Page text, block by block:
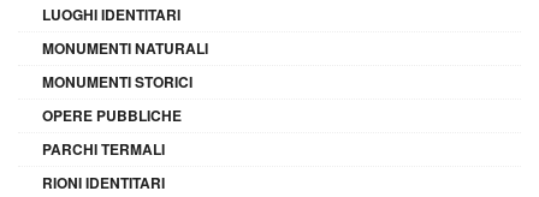
LUOGHI IDENTITARI
MONUMENTI NATURALI
MONUMENTI STORICI
OPERE PUBBLICHE
PARCHI TERMALI
RIONI IDENTITARI